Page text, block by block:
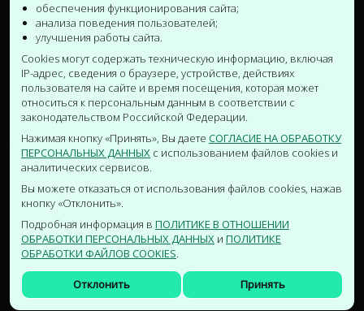
Навигация сайта
MENU
© 2025 Все права Защищены
Дизайн uicookies.com
Сайт разработан компанией Медиа31
обеспечения функционирования сайта;
анализа поведения пользователей;
улучшения работы сайта.
Cookies могут содержать техническую информацию, включая
IP-адрес, сведения о браузере, устройстве, действиях
пользователя на сайте и время посещения, которая может
относиться к персональным данным в соответствии с
законодательством Российской Федерации.
Нажимая кнопку «Принять», Вы даете СОГЛАСИЕ НА ОБРАБОТКУ
ПЕРСОНАЛЬНЫХ ДАННЫХ с использованием файлов cookies и
аналитических сервисов.
Вы можете отказаться от использования файлов cookies, нажав
кнопку «Отклонить».
Подробная информация в ПОЛИТИКЕ В ОТНОШЕНИИ
ОБРАБОТКИ ПЕРСОНАЛЬНЫХ ДАННЫХ и ПОЛИТИКЕ
ОБРАБОТКИ ФАЙЛОВ COOKIES.
Отклонить Принять